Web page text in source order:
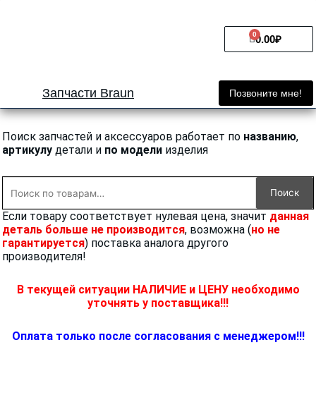
0.00₽
0
Cart
Запчасти Braun Позвоните мне!
Поиск запчастей и аксессуаров работает по названию,
артикулу детали и по модели изделия
Поиск
Если товару соответствует нулевая цена, значит данная
деталь больше не производится, возможна (но не
гарантируется) поставка аналога другого
производителя!
В текущей ситуации НАЛИЧИЕ и ЦЕНУ необходимо
уточнять у поставщика!!!
Оплата только после согласования с менеджером!!!